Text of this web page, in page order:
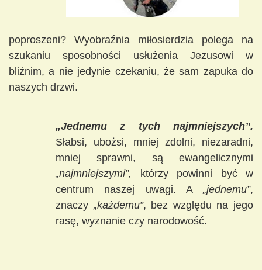
poproszeni? Wyobraźnia miłosierdzia polega na
szukaniu sposobności usłużenia Jezusowi w
bliźnim, a nie jedynie czekaniu, że sam zapuka do
naszych drzwi.
„Jednemu z tych najmniejszych”.
Słabsi, ubożsi, mniej zdolni, niezaradni,
mniej sprawni, są ewangelicznymi
„najmniejszymi”, którzy powinni być w
centrum naszej uwagi. A „jednemu”,
znaczy „każdemu”, bez względu na jego
rasę, wyznanie czy narodowość.